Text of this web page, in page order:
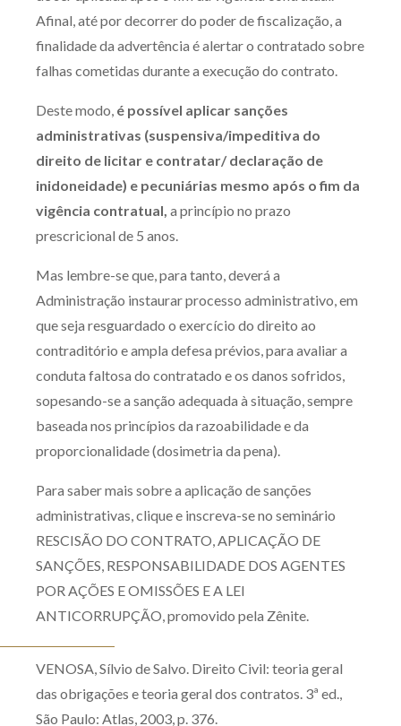
Afinal, até por decorrer do poder de fiscalização, a
finalidade da advertência é alertar o contratado sobre
falhas cometidas durante a execução do contrato.
Deste modo, é possível aplicar sanções
administrativas (suspensiva/impeditiva do
direito de licitar e contratar/ declaração de
inidoneidade) e pecuniárias mesmo após o fim da
vigência contratual, a princípio no prazo
prescricional de 5 anos.
Mas lembre-se que, para tanto, deverá a
Administração instaurar processo administrativo, em
que seja resguardado o exercício do direito ao
contraditório e ampla defesa prévios, para avaliar a
conduta faltosa do contratado e os danos sofridos,
sopesando-se a sanção adequada à situação, sempre
baseada nos princípios da razoabilidade e da
proporcionalidade (dosimetria da pena).
Para saber mais sobre a aplicação de sanções
administrativas, clique e inscreva-se no seminário
RESCISÃO DO CONTRATO, APLICAÇÃO DE
SANÇÕES, RESPONSABILIDADE DOS AGENTES
POR AÇÕES E OMISSÕES E A LEI
ANTICORRUPÇÃO, promovido pela Zênite.
VENOSA, Sílvio de Salvo. Direito Civil: teoria geral
das obrigações e teoria geral dos contratos. 3ª ed.,
São Paulo: Atlas, 2003, p. 376.